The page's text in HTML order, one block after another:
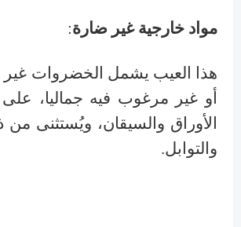
مواد خارجية غير ضارة:
هذا العيب يشمل الخضروات غير
أو غير مرغوب فيه جماليا،
الأوراق والسيقان، ويُستثنى
والتوابل.